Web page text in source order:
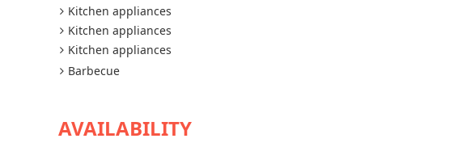
Kitchen appliances
Kitchen appliances
Kitchen appliances
Barbecue
AVAILABILITY